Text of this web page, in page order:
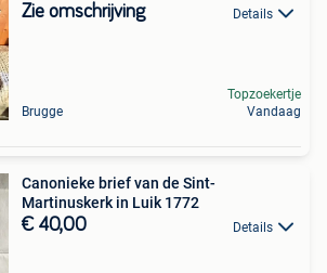
Zie omschrijving Details
Brugge
Topzoekertje
Vandaag
Canonieke brief van de Sint-
Martinuskerk in Luik 1772
€ 40,00 Details